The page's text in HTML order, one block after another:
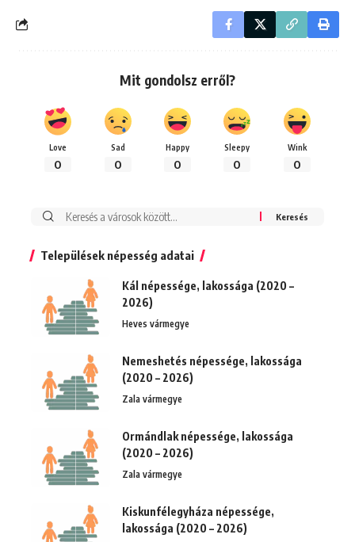
Mit gondolsz erről?
Love
0
Sad
0
Happy
0
Sleepy
0
Wink
0
Keresés:
Települések népesség adatai
Kál népessége, lakossága (2020 –
2026)
Heves vármegye
Nemeshetés népessége, lakossága
(2020 – 2026)
Zala vármegye
Ormándlak népessége, lakossága
(2020 – 2026)
Zala vármegye
Kiskunfélegyháza népessége,
lakossága (2020 – 2026)